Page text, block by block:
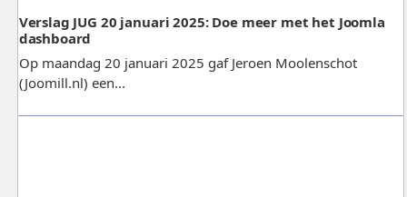
Verslag JUG 20 januari 2025: Doe meer met het Joomla
dashboard
Op maandag 20 januari 2025 gaf Jeroen Moolenschot
(Joomill.nl) een...